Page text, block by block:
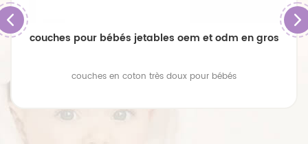
couches pour bébés jetables oem et odm en gros
couches en coton très doux pour bébés